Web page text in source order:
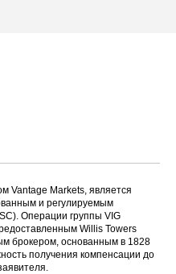
Vantage Markets, является
и регулируемым
Операции группы VIG
Willis Towers
брокером, основанным в 1828
получения компенсации до